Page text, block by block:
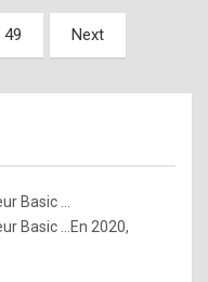
49 Next
Basic ...
Basic ...En 2020,